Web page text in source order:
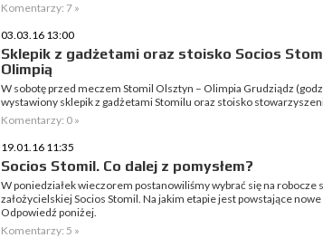
Komentarzy: 7 »
03.03.16 13:00
Sklepik z gadżetami oraz stoisko Socios
Olimpią
W sobotę przed meczem Stomil Olsztyn – Olimpia Grudziądz
wystawiony sklepik z gadżetami Stomilu oraz stoisko
Komentarzy: 0 »
19.01.16 11:35
Socios Stomil. Co dalej z pomysłem?
W poniedziałek wieczorem postanowiliśmy wybrać się na robocze
założycielskiej Socios Stomil. Na jakim etapie jest powstające
Odpowiedź poniżej.
Komentarzy: 5 »